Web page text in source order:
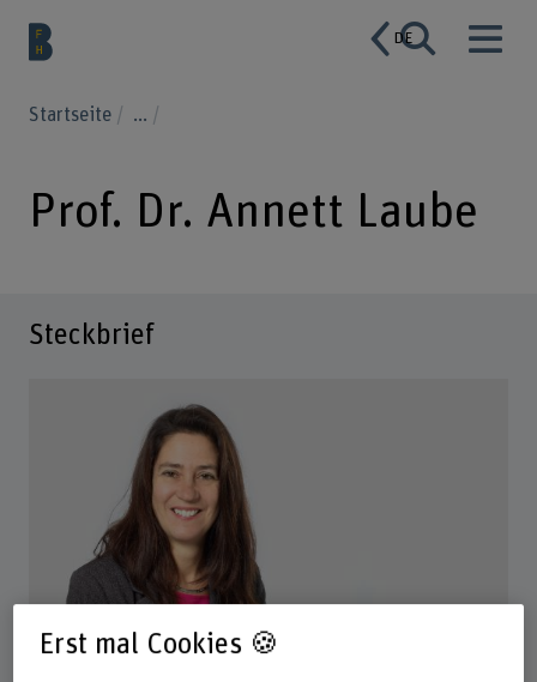
DE
Startseite ...
Prof. Dr. Annett Laube
Steckbrief
Prof. Dr. Annett Laube
Erst mal Cookies 🍪